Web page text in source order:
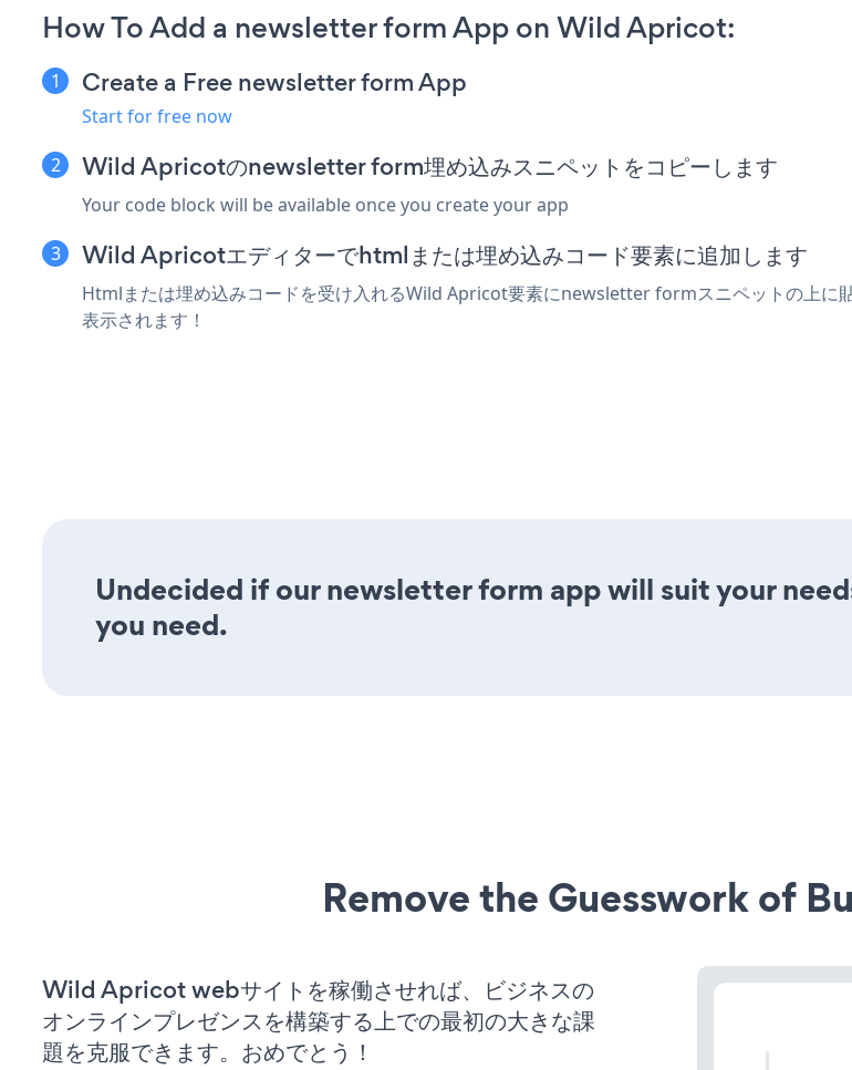
How To Add a newsletter form App on Wild Apricot:
Create a Free newsletter form App
Start for free now
Wild Apricotのnewsletter form埋め込みスニペットをコピーします
Your code block will be available once you create your app
Wild Apricotエディターでhtmlまたは埋め込みコード要素に追加します
Htmlまたは埋め込みコードを受け入れるWild Apricot要素にnewsletter formスニペットの上
表示されます！
Undecided if our newsletter form app will suit your
you need.
Remove the Guesswork of
Wild Apricot webサイトを稼働させれば、ビジネスの
オンラインプレゼンスを構築する上での最初の大きな課
題を克服できます。おめでとう！